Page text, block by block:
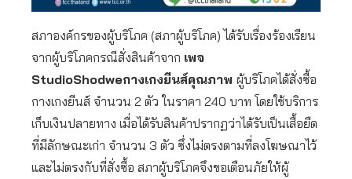
สภาองค์กรของผู้บริโภค (สภาผู้บริโภค) ได้รับเรื่องร้องเรียน
จากผู้บริโภคกรณีสั่งสินค้าจาก เพจ
StudioShodweกางเกงยีนส์คุณภาพ ผู้บริโภคได้สั่งซื้อ
กางเกงยีนส์ จำนวน 2 ตัว ในราคา 240 บาท โดยใช้บริการ
เก็บเงินปลายทาง เมื่อได้รับสินค้าปรากฏว่าได้รับเป็นเสื้อยืด
ที่มีลักษณะเก่า จำนวน 3 ตัว ซึ่งไม่ตรงตามที่ลงโฆษณาไว้
และไม่ตรงกับที่สั่งซื้อ สภาผู้บริโภคจึงขอเตือนภัยให้ผู้